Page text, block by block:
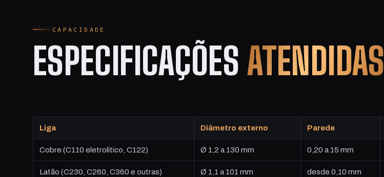
CAPACIDADE
ESPECIFICAÇÕES ATENDIDAS
Liga Diâmetro externo Parede
Cobre (C110 eletrolítico, C122) Ø 1,2 a 130 mm 0,20 a 15 mm
Latão (C230, C260, C360 e outras) Ø 1,1 a 101 mm desde 0,10 mm